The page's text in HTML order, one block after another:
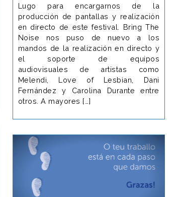
Lugo para encargarnos de la
producción de pantallas y realización
en directo de este festival. Bring The
Noise nos puso de nuevo a los
mandos de la realización en directo y
el soporte de equipos
audiovisuales de artistas como
Melendi, Love of Lesbian, Dani
Fernández y Carolina Durante entre
otros. A mayores […]